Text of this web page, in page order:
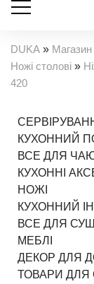
DUKA » Магазин
Ножі столові »
420
КУХОННИЙ
ВСЕ ДЛЯ
КУХОННІ
НОЖІ
КУХОННИЙ
ВСЕ ДЛЯ СУШІ
МЕБЛІ
ДЕКОР ДЛЯ
ТОВАРИ ДЛЯ